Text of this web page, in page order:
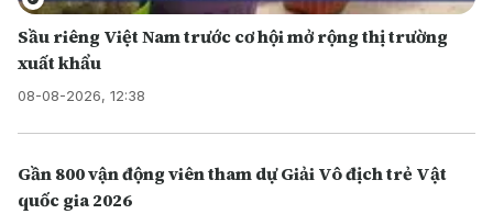
Sầu riêng Việt Nam trước cơ hội mở rộng thị trường
xuất khẩu
08-08-2026, 12:38
Gần 800 vận động viên tham dự Giải Vô địch trẻ Vật
quốc gia 2026